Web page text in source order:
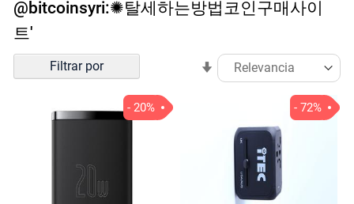
@bitcoinsyri:✺탈세하는방법코인구매사이
트'
Ordenar
por
sentido
- 20% - 72%
Filtrar por